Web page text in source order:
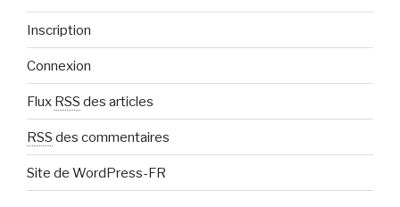
m
a
i
l
Inscription
Connexion
Flux RSS des articles
RSS des commentaires
Site de WordPress-FR